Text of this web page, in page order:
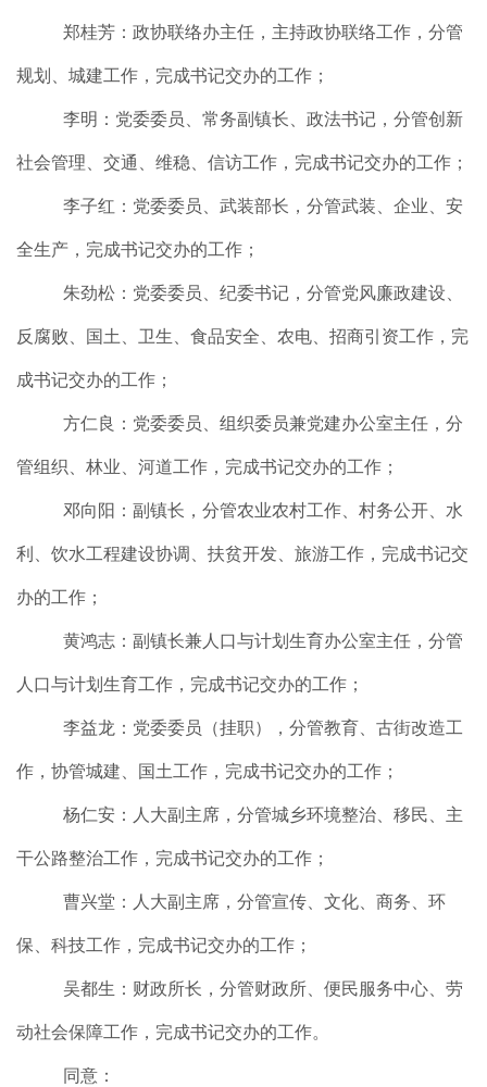
郑桂芳：政协联络办主任，主持政协联络工作，分管
规划、城建工作，完成书记交办的工作；
李明：党委委员、常务副镇长、政法书记，分管创新
社会管理、交通、维稳、信访工作，完成书记交办的工作；
李子红：党委委员、武装部长，分管武装、企业、安
全生产，完成书记交办的工作；
朱劲松：党委委员、纪委书记，分管党风廉政建设、
反腐败、国土、卫生、食品安全、农电、招商引资工作，完
成书记交办的工作；
方仁良：党委委员、组织委员兼党建办公室主任，分
管组织、林业、河道工作，完成书记交办的工作；
邓向阳：副镇长，分管农业农村工作、村务公开、水
利、饮水工程建设协调、扶贫开发、旅游工作，完成书记交
办的工作；
黄鸿志：副镇长兼人口与计划生育办公室主任，分管
人口与计划生育工作，完成书记交办的工作；
李益龙：党委委员（挂职），分管教育、古街改造工
作，协管城建、国土工作，完成书记交办的工作；
杨仁安：人大副主席，分管城乡环境整治、移民、主
干公路整治工作，完成书记交办的工作；
曹兴堂：人大副主席，分管宣传、文化、商务、环
保、科技工作，完成书记交办的工作；
吴都生：财政所长，分管财政所、便民服务中心、劳
动社会保障工作，完成书记交办的工作。
同意：